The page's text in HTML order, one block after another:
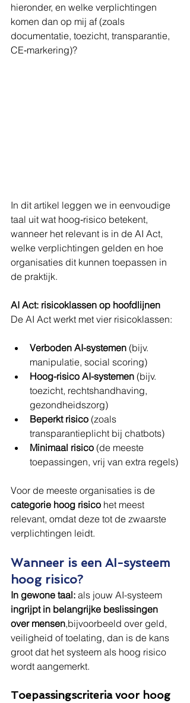
hieronder, en welke verplichtingen
komen dan op mij af (zoals
documentatie, toezicht, transparantie,
CE‑markering)?
In dit artikel leggen we in eenvoudige
taal uit wat hoog‑risico betekent,
wanneer het relevant is in de AI Act,
welke verplichtingen gelden en hoe
organisaties dit kunnen toepassen in
de praktijk.
AI Act: risicoklassen op hoofdlijnen
De AI Act werkt met vier risicoklassen:
Verboden AI-systemen (bijv.
manipulatie, social scoring)
Hoog-risico AI-systemen (bijv.
toezicht, rechtshandhaving,
gezondheidszorg)
Beperkt risico (zoals
transparantieplicht bij chatbots)
Minimaal risico (de meeste
toepassingen, vrij van extra regels)
Voor de meeste organisaties is de
categorie hoog risico het meest
relevant, omdat deze tot de zwaarste
verplichtingen leidt.
Wanneer is een AI-systeem
hoog risico?
In gewone taal: als jouw AI-systeem
ingrijpt in belangrijke beslissingen
over mensen,bijvoorbeeld over geld,
veiligheid of toelating, dan is de kans
groot dat het systeem als hoog risico
wordt aangemerkt.
Toepassingscriteria voor hoog